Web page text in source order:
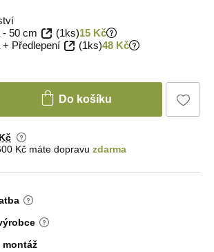
- 50 cm
(1ks)15 Kč
Předlepení
(1ks)48 Kč
Do košíku
Kč máte dopravu zdarma